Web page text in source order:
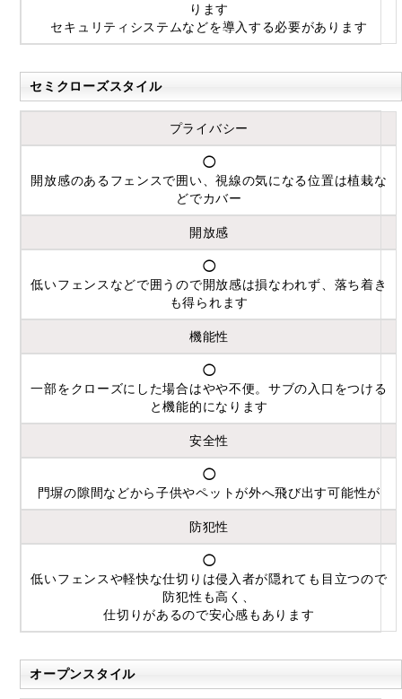
ります
セキュリティシステムなどを導入する必要があります
セミクローズスタイル
プライバシー
◯
開放感のあるフェンスで囲い、視線の気になる位置は植栽な
どでカバー
開放感
◯
低いフェンスなどで囲うので開放感は損なわれず、落ち着き
も得られます
機能性
◯
一部をクローズにした場合はやや不便。サブの入口をつける
と機能的になります
安全性
◯
門塀の隙間などから子供やペットが外へ飛び出す可能性が
防犯性
◯
低いフェンスや軽快な仕切りは侵入者が隠れても目立つので
防犯性も高く、
仕切りがあるので安心感もあります
オープンスタイル